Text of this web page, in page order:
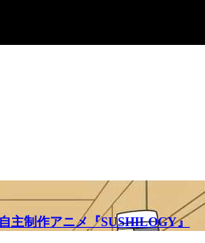
主制作アニメ『SUSHILOGY』